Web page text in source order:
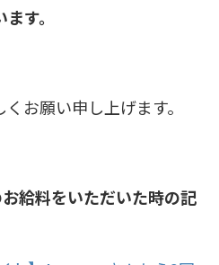
す。
お願い申し上げます。
給料をいただいた時の記